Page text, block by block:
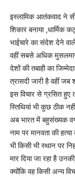
इस्लामिक आतंकवाद ने
शिकार बनाया
भाईचारे का संदेश देने
वहीं सबसे अधिक
देशों की तबाही का
त्रासदी जारी है वहीं
इस विचार से ग्रसित हुए
स्तिथियां भी कुछ ठीक
अब भारत में बहुसंख्यक
नाम पर मानवता की
भी किसी भी स्थान पर
मार दिया जा रहा है
क्योंकि वह किसी अन्य